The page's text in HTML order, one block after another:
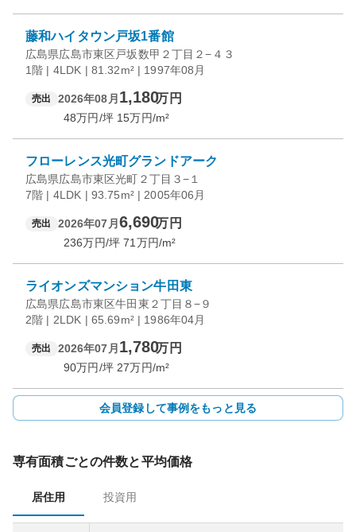
藤和ハイタウン戸坂1番館
広島県広島市東区戸坂数甲２丁目２−４３
1階 | 4LDK | 81.32m² | 1997年08月
売出 2026年08月 1,180万円
48万円/坪 15万円/m²
フローレンス光町グランドアーク
広島県広島市東区光町２丁目３−１
7階 | 4LDK | 93.75m² | 2005年06月
売出 2026年07月 6,690万円
236万円/坪 71 万円/m²
ライオンズマンション牛田東
広島県広島市東区牛田東２丁目８−９
2階 | 2LDK | 65.69m² | 1986年04月
売出 2026年07月 1,780万円
90万円/坪 27万円/m²
会員登録して事例をもっと見る
専有面積ごとの件数と平均価格
居住用 投資用